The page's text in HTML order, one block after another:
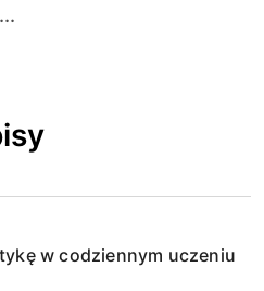
w codziennym uczeniu